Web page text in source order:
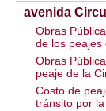
avenida
Obras
de los peajes
Obras
peaje de la
Costo de
tránsito por